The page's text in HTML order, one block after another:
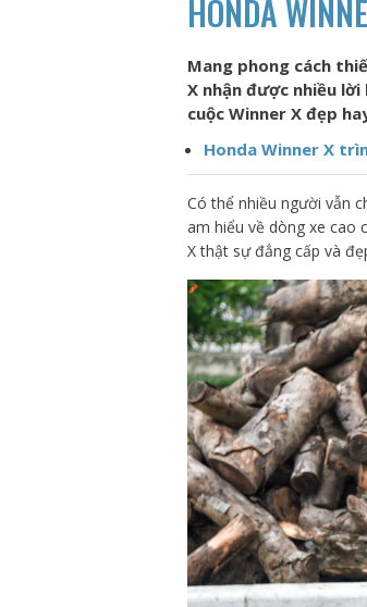
HONDA
Mang phong cách
X nhận được nhiều
cuộc Winner X đẹp
Honda Winner X
Có thể nhiều người vẫn
am hiểu về dòng xe cao
X thật sự đẳng cấp và